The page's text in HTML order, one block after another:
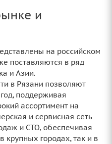
и
на российском
поставляются в ряд
и Азии.
в Рязани позволяют
поддерживая
ассортимент на
и сервисная сеть
и СТО, обеспечивая
крупных городах, так и в